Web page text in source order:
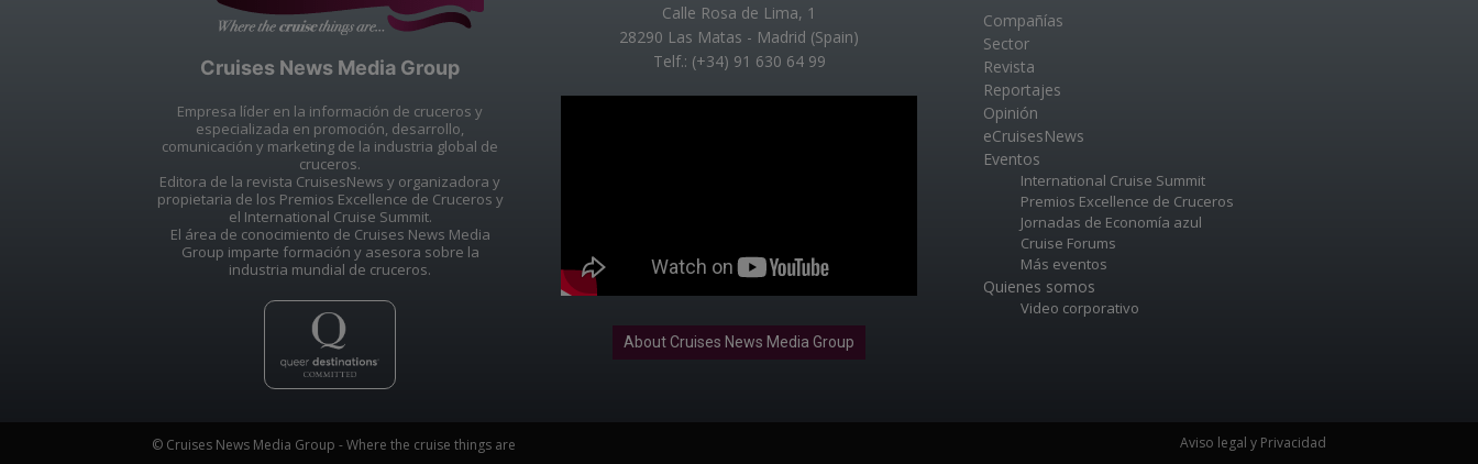
Cruises News Media Group
Empresa líder en la información de cruceros y
especializada en promoción, desarrollo,
comunicación y marketing de la industria global de
cruceros.
Editora de la revista CruisesNews y organizadora y
propietaria de los Premios Excellence de Cruceros y
el International Cruise Summit.
El área de conocimiento de Cruises News Media
Group imparte formación y asesora sobre la
industria mundial de cruceros.
Calle Rosa de Lima, 1
28290 Las Matas - Madrid (Spain)
Telf.: (+34) 91 630 64 99
About Cruises News Media Group
Compañías
Sector
Revista
Reportajes
Opinión
eCruisesNews
Eventos
International Cruise Summit
Premios Excellence de Cruceros
Jornadas de Economía azul
Cruise Forums
Más eventos
Quienes somos
Video corporativo
© Cruises News Media Group - Where the cruise things are Aviso legal y Privacidad